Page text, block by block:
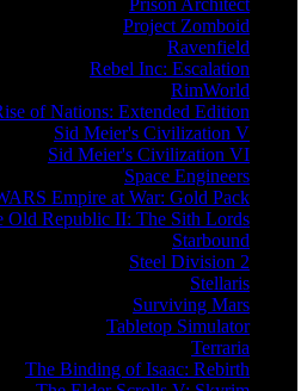
Prison Architect
Project Zomboid
Ravenfield
Rebel Inc: Escalation
RimWorld
of Nations: Extended Edition
Sid Meier's Civilization V
Sid Meier's Civilization VI
Space Engineers
Empire at War: Gold Pack
Old Republic II: The Sith Lords
Starbound
Steel Division 2
Stellaris
Surviving Mars
Tabletop Simulator
Terraria
The Binding of Isaac: Rebirth